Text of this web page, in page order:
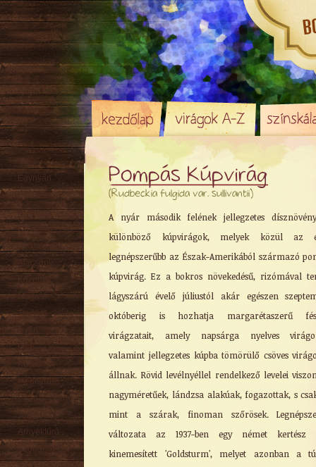
Pompás Kúpvirág
(Rudbeckia fulgida var. sullivantii)
A nyár második felének jellegzetes
különböző kúpvirágok, melyek közül az
legnépszerűbb az Észak-Amerikából származó
kúpvirág. Ez a bokros növekedésű, rizómával
lágyszárú évelő júliustól akár egészen
októberig is hozhatja margarétaszerű
virágzatait, amely napsárga nyelves
valamint jellegzetes kúpba tömörülő csöves
állnak. Rövid levélnyéllel rendelkező levelei
nagyméretűek, lándzsa alakúak, fogazottak, s
mint a szárak, finoman szőrösek.
változata az 1937-ben egy német kertész
kinemesített 'Goldsturm', melyet azonban a
Egynyári
Évelő
Rizómás
Örökzöld
Sziklakerti
Alacsony
Közepes
Magas
Tavaszi
Őszi
Kúszó
Mediterrán
Virágzó cserje
Talajtakaró
Árnyéktűrő
Szobanövény